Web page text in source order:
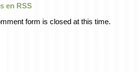
en RSS
form is closed at this time.